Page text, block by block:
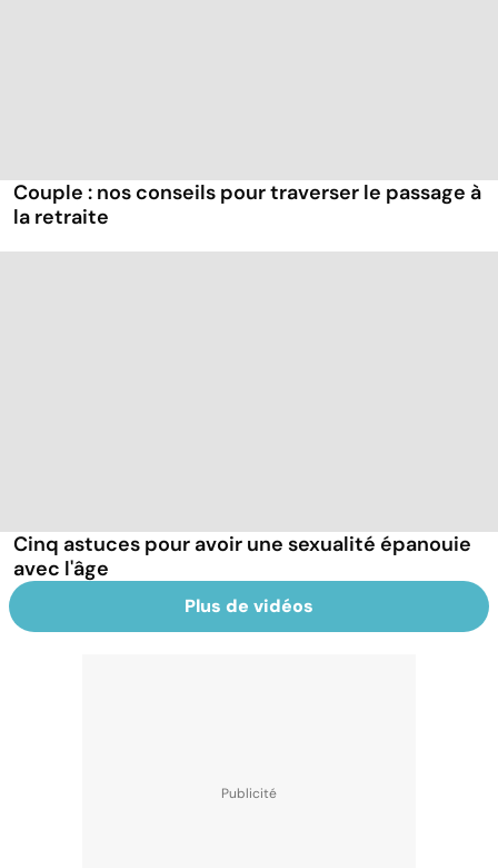
Couple : nos conseils pour traverser le passage à
la retraite
Cinq astuces pour avoir une sexualité épanouie
avec l'âge
Plus de vidéos